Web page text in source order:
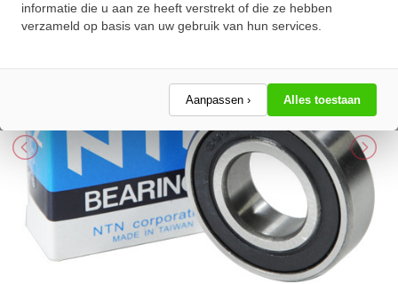
informatie die u aan ze heeft verstrekt of die ze hebben
verzameld op basis van uw gebruik van hun services.
Aanpassen › Alles toestaan